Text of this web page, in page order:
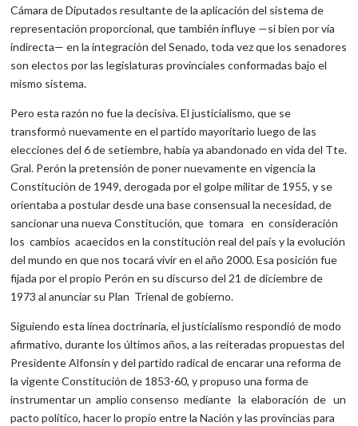
Cámara de Diputados resultante de la aplicación del sistema de
representación proporcional, que también influye —si bien por vía
indirecta— en la integración del Senado, toda vez que los senadores
son electos por las legislaturas provinciales conformadas bajo el
mismo sistema.
Pero esta razón no fue la decisiva. El justicialismo, que se
transformó nuevamente en el partido mayoritario luego de las
elecciones del 6 de setiembre, había ya abandonado en vida del Tte.
Gral. Perón la pretensión de poner nuevamente en vigencia la
Constitución de 1949, derogada por el golpe militar de 1955, y se
orientaba a postular desde una base consensual la necesidad, de
sancionar una nueva Constitución, que tomara en consideración
los cambios acaecidos en la constitución real del país y la evolución
del mundo en que nos tocará vivir en el año 2000. Esa posición fue
fijada por el propio Perón en su discurso del 21 de diciembre de
1973 al anunciar su Plan Trienal de gobierno.
Siguiendo esta línea doctrinaria, el justicialismo respondió de modo
afirmativo, durante los últimos años, a las reiteradas propuestas del
Presidente Alfonsín y del partido radical de encarar una reforma de
la vigente Constitución de 1853-60, y propuso una forma de
instrumentar un amplio consenso mediante la elaboración de un
pacto político, hacer lo propio entre la Nación y las provincias para